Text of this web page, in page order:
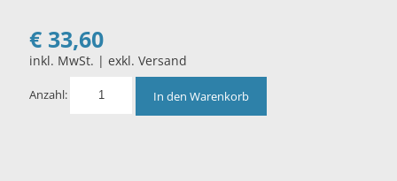
€ 33,60
inkl. MwSt. | exkl. Versand
Anzahl: In den Warenkorb